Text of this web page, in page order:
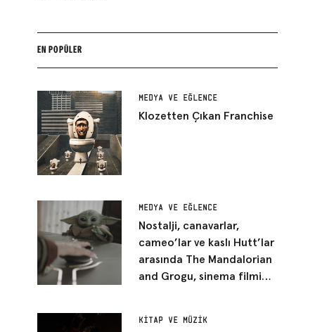
EN POPÜLER
MEDYA VE EĞLENCE
Klozetten Çıkan Franchise
MEDYA VE EĞLENCE
Nostalji, canavarlar,
cameo’lar ve kaslı Hutt’lar
arasında The Mandalorian
and Grogu, sinema filmi
KITAP VE MÜZIK